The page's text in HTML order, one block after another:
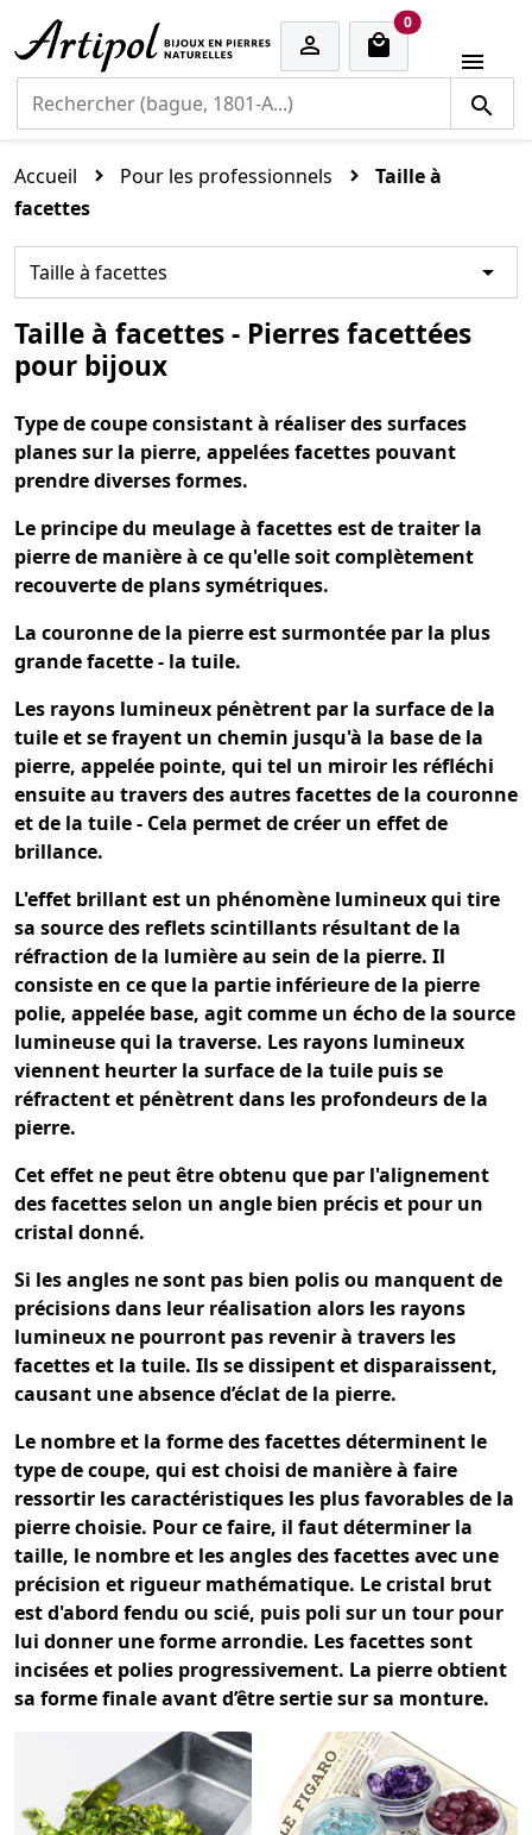

0cart items

Accueil Pour les professionnels
Taille à
facettes
Taille à facettes 
Taille à facettes - Pierres facettées
pour bijoux
Type de coupe consistant à réaliser des surfaces
planes sur la pierre, appelées facettes pouvant
prendre diverses formes.
Le principe du meulage à facettes est de traiter la
pierre de manière à ce qu'elle soit complètement
recouverte de plans symétriques.
La couronne de la pierre est surmontée par la plus
grande facette - la tuile.
Les rayons lumineux pénètrent par la surface de la
tuile et se frayent un chemin jusqu'à la base de la
pierre, appelée pointe, qui tel un miroir les réfléchi
ensuite au travers des autres facettes de la couronne
et de la tuile - Cela permet de créer un effet de
brillance.
L'effet brillant est un phénomène lumineux qui tire
sa source des reflets scintillants résultant de la
réfraction de la lumière au sein de la pierre. Il
consiste en ce que la partie inférieure de la pierre
polie, appelée base, agit comme un écho de la source
lumineuse qui la traverse. Les rayons lumineux
viennent heurter la surface de la tuile puis se
réfractent et pénètrent dans les profondeurs de la
pierre.
Cet effet ne peut être obtenu que par l'alignement
des facettes selon un angle bien précis et pour un
cristal donné.
Si les angles ne sont pas bien polis ou manquent de
précisions dans leur réalisation alors les rayons
lumineux ne pourront pas revenir à travers les
facettes et la tuile. Ils se dissipent et disparaissent,
causant une absence d’éclat de la pierre.
Le nombre et la forme des facettes déterminent le
type de coupe, qui est choisi de manière à faire
ressortir les caractéristiques les plus favorables de la
pierre choisie. Pour ce faire, il faut déterminer la
taille, le nombre et les angles des facettes avec une
précision et rigueur mathématique. Le cristal brut
est d'abord fendu ou scié, puis poli sur un tour pour
lui donner une forme arrondie. Les facettes sont
incisées et polies progressivement. La pierre obtient
sa forme finale avant d’être sertie sur sa monture.